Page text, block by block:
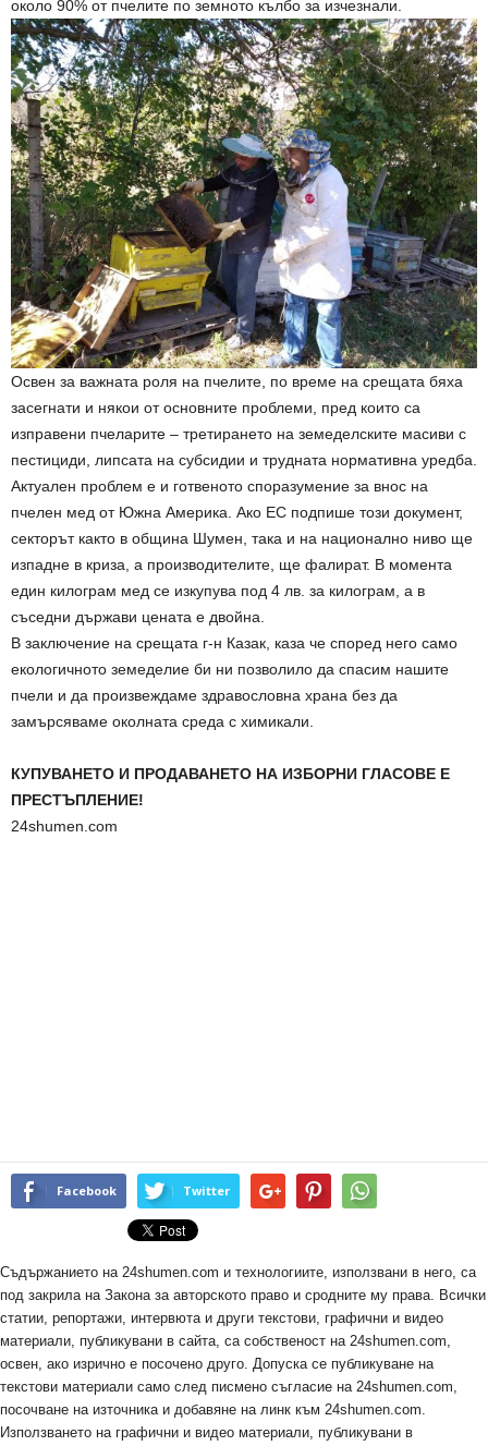
около 90% от пчелите по земното кълбо за изчезнали.
Освен за важната роля на пчелите, по време на срещата бяха
засегнати и някои от основните проблеми, пред които са
изправени пчеларите – третирането на земеделските масиви с
пестициди, липсата на субсидии и трудната нормативна уредба.
Актуален проблем е и готвеното споразумение за внос на
пчелен мед от Южна Америка. Ако ЕС подпише този документ,
секторът както в община Шумен, така и на национално ниво ще
изпадне в криза, а производителите, ще фалират. В момента
един килограм мед се изкупува под 4 лв. за килограм, а в
съседни държави цената е двойна.
В заключение на срещата г-н Казак, каза че според него само
екологичното земеделие би ни позволило да спасим нашите
пчели и да произвеждаме здравословна храна без да
замърсяваме околната среда с химикали.
КУПУВАНЕТО И ПРОДАВАНЕТО НА ИЗБОРНИ ГЛАСОВЕ Е
ПРЕСТЪПЛЕНИЕ!
24shumen.com
Facebook Twitter
Съдържанието на 24shumen.com и технологиите, използвани в него, са
под закрила на Закона за авторското право и сродните му права. Всички
статии, репортажи, интервюта и други текстови, графични и видео
материали, публикувани в сайта, са собственост на 24shumen.com,
освен, ако изрично е посочено друго. Допуска се публикуване на
текстови материали само след писмено съгласие на 24shumen.com,
посочване на източника и добавяне на линк към 24shumen.com.
Използването на графични и видео материали, публикувани в